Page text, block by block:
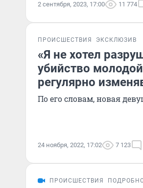
2 сентября, 2023, 17:00 11 774
ПРОИСШЕСТВИЯ ЭКСКЛЮЗИВ
«Я не хотел
убийство
регулярно
По его словам, новая
24 ноября, 2022, 17:02 7 123
ПРОИСШЕСТВИЯ